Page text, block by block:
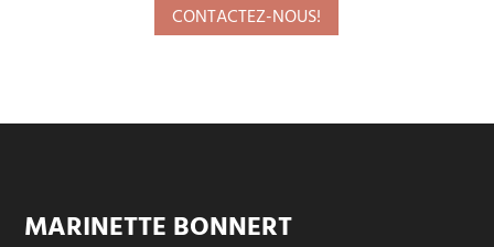
CONTACTEZ-NOUS!
MARINETTE BONNERT